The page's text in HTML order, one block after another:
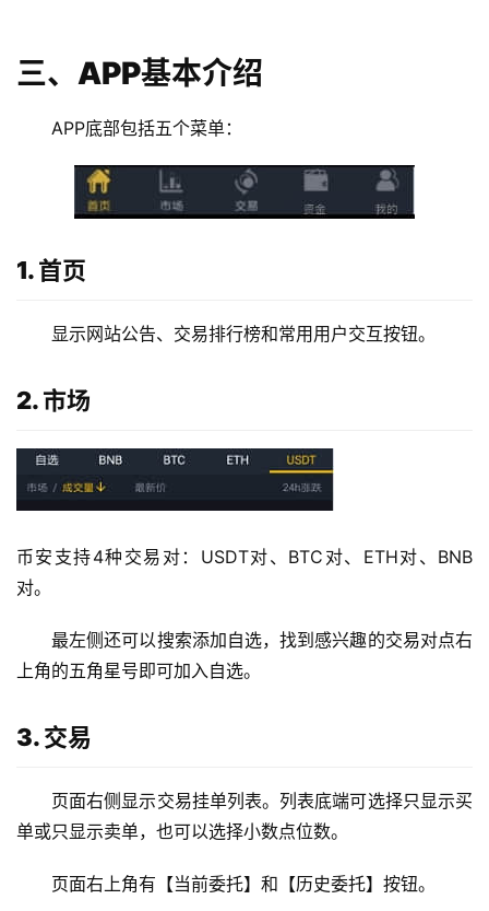
三、APP基本介绍
APP底部包括五个菜单：
1. 首页
显示网站公告、交易排行榜和常用用户交互按钮。
2. 市场
币安支持4种交易对：USDT对、BTC对、ETH对、BNB
对。
最左侧还可以搜索添加自选，找到感兴趣的交易对点右
上角的五角星号即可加入自选。
3. 交易
页面右侧显示交易挂单列表。列表底端可选择只显示买
单或只显示卖单，也可以选择小数点位数。
页面右上角有【当前委托】和【历史委托】按钮。